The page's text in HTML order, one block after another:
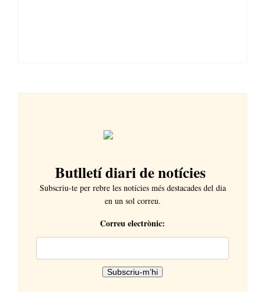
Butlletí diari de notícies
Subscriu-te per rebre les notícies més destacades del dia
en un sol correu.
Correu electrònic: